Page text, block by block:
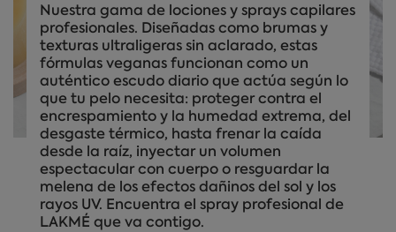
Nuestra gama de lociones y sprays capilares
profesionales. Diseñadas como brumas y
texturas ultraligeras sin aclarado, estas
fórmulas veganas funcionan como un
auténtico escudo diario que actúa según lo
que tu pelo necesita: proteger contra el
encrespamiento y la humedad extrema, del
desgaste térmico, hasta frenar la caída
desde la raíz, inyectar un volumen
espectacular con cuerpo o resguardar la
melena de los efectos dañinos del sol y los
rayos UV. Encuentra el spray profesional de
LAKMÉ que va contigo.